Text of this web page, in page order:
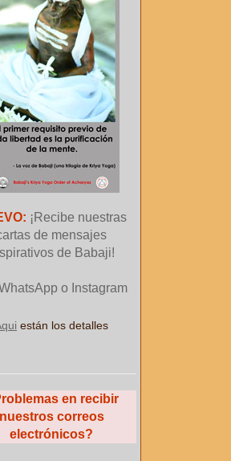
¡Recibe nuestras
de mensajes
de Babaji!
o Instagram
están los detalles
en recibir
nuestros correos
electrónicos?